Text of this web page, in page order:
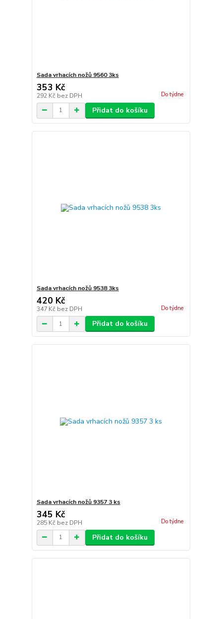
Sada vrhacích nožů 9560 3ks
353 Kč
292 Kč bez DPH Do týdne
Přidat do košíku
Sada vrhacích nožů 9538 3ks
420 Kč
347 Kč bez DPH Do týdne
Přidat do košíku
Sada vrhacích nožů 9357 3 ks
345 Kč
285 Kč bez DPH Do týdne
Přidat do košíku